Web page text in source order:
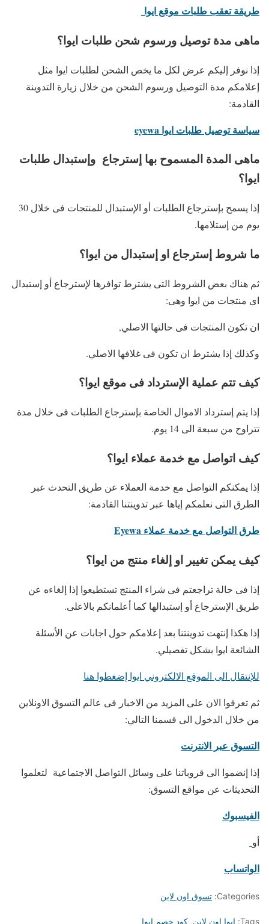
طريقة تعقب طلبات موقع ايوا
ماهى مدة توصيل ورسوم شحن طلبات ايوا؟
إذا نوفر إليكم عرض لكل ما يخص الشحن لطلبات ايوا مثل
إعلامكم مدة التوصيل ورسوم الشحن من خلال زيارة التدوينة
القادمة:
سياسة توصيل طلبات ايوا eyewa
ماهى المدة المسموح بها إسترجاع وإستبدال طلبات
ايوا؟
إذا يسمح بإسترجاع الطلبات أو الإستبدال للمنتجات فى خلال 30
يوم من إستلامها.
ما شروط إسترجاع او إستبدال من ايوا؟
ثم هناك بعض الشروط التى يشترط توافرها لإسترجاع أو إستبدال
اى منتجات من ايوا وهى:
ان تكون المنتجات فى حالتها الاصلي,
وكذلك إذا يشترط ان تكون فى غلافها الاصلي.
كيف تتم عملية الإسترداد فى موقع ايوا؟
إذا يتم إسترداد الاموال الخاصة بإسترجاع الطلبات فى خلال مدة
تتراوح من سبعة الى 14 يوم.
كيف اتواصل مع خدمة عملاء ايوا؟
إذا يمكنكم التواصل مع خدمة العملاء عن طريق التحدث عبر
الطرق التى نعلمكم إياها عبر تدوينتنا القادمة:
طرق التواصل مع خدمة عملاء Eyewa
كيف يمكن تغيير او إلغاء منتج من ايوا؟
إذا فى حالة تراجعتم فى شراء المنتج تستطيعوا إذا إلغاءه عن
طريق الإسترجاع أو إستبدالها كما أعلمانكم بالاعلى.
إذا هكذا إنتهت تدوينتنا بعد إعلامكم حول اجابات عن الأسئلة
الشائعة ايوا بشكل تفصيلي.
للإنتقال الى الموقع الالكتروني ايوا إضغطوا هنا
ثم تعرفوا الان على المزيد من الاخبار فى عالم التسوق الاونلاين
من خلال الدخول الى قسمنا التالي:
التسوق عبر الانترنت
إذا إنضموا الى قروباتنا على وسائل التواصل الاجتماعية لتعلموا
التحديثات عن مواقع التسوق:
الفيسبوك
أو
الواتساب
Categories: تسوق اون لاين
Tags: ايوا اون لاين, كود خصم ايوا